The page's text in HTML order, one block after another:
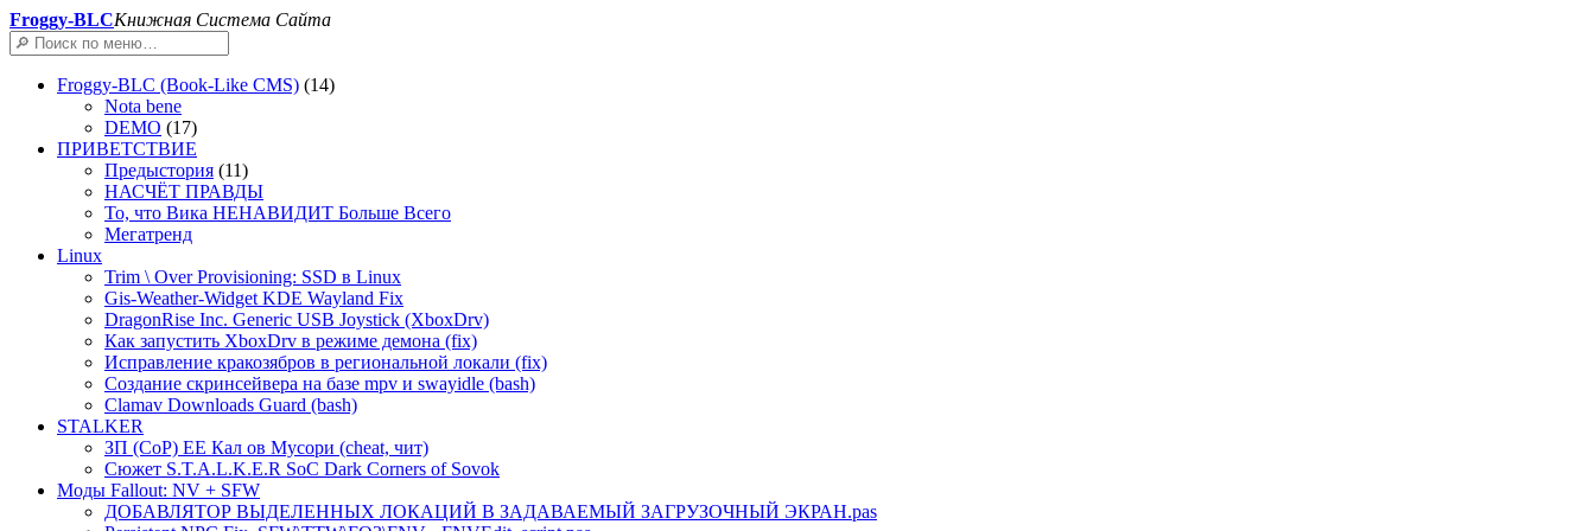
Froggy-BLCКнижная Система Сайта
Froggy-BLC (Book-Like CMS) (14)
Nota bene
DEMO (17)
ПРИВЕТСТВИЕ
Предыстория (11)
НАСЧЁТ ПРАВДЫ
То, что Вика НЕНАВИДИТ Больше Всего
Мегатренд
Linux
Trim \ Over Provisioning: SSD в Linux
Gis-Weather-Widget KDE Wayland Fix
DragonRise Inc. Generic USB Joystick (XboxDrv)
Как запустить XboxDrv в режиме демона (fix)
Исправление кракозябров в региональной локали (fix)
Создание скринсейвера на базе mpv и swayidle (bash)
Clamav Downloads Guard (bash)
STALKER
ЗП (CoP) EE Кал ов Мусори (cheat, чит)
Сюжет S.T.A.L.K.E.R SoC Dark Corners of Sovok
Моды Fallout: NV + SFW
ДОБАВЛЯТОР ВЫДЕЛЕННЫХ ЛОКАЦИЙ В ЗАДАВАЕМЫЙ ЗАГРУЗОЧНЫЙ ЭКРАН.pas